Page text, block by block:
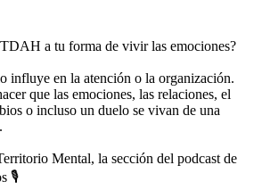
a tu forma de vivir las emociones?
influye en la atención o la organización.
que las emociones, las relaciones, el
o incluso un duelo se vivan de una
Mental, la sección del podcast de
🎙️